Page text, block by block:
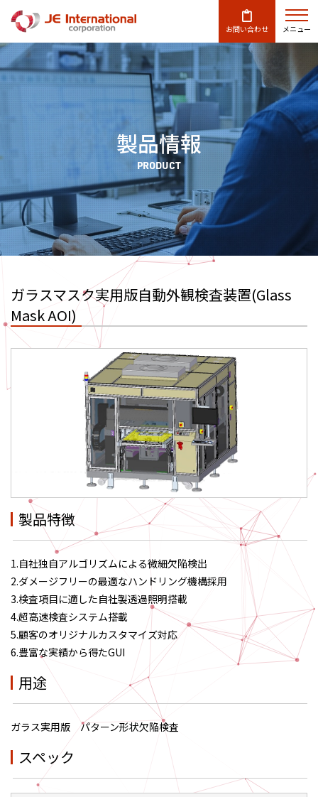
お問い合わせ メニュー
製品情報
PRODUCT
ガラスマスク実用版自動外観検査装置(Glass
Mask AOI)
製品特徴
1.自社独自アルゴリズムによる微細欠陥検出
2.ダメージフリーの最適なハンドリング機構採用
3.検査項目に適した自社製透過照明搭載
4.超高速検査システム搭載
5.顧客のオリジナルカスタマイズ対応
6.豊富な実績から得たGUI
用途
ガラス実用版 パターン形状欠陥検査
スペック